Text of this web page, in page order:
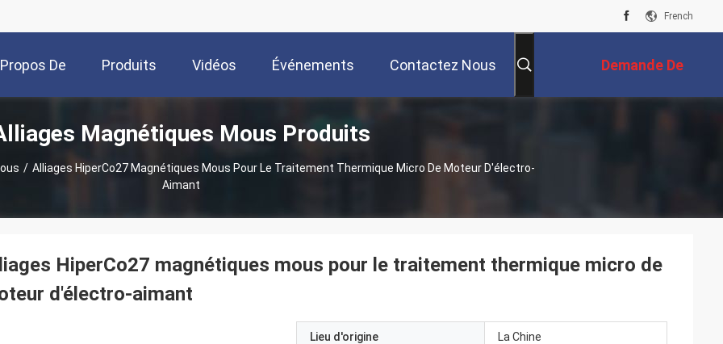
French
De
Nous
Produits Vidéos Événements Contactez Nous Demande De
Soumission
Magnétiques Mous Produits
/ Alliages HiperCo27 Magnétiques Mous Pour Le Traitement Thermique Micro De Moteur D'électro-
Aimant
HiperCo27 magnétiques mous pour le traitement thermique micro de
d'électro-aimant
Lieu d'origine La Chine